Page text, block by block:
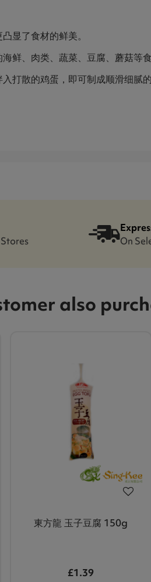
显了食材的鲜美。
鲜、肉类、蔬菜、豆腐、蘑菇等
打散的鸡蛋，即可制成顺滑细
On
also
東方龍 玉子豆腐 150g
£1.39